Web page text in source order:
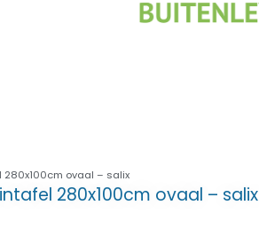
280x100cm ovaal – salix
280x100cm ovaal – salix